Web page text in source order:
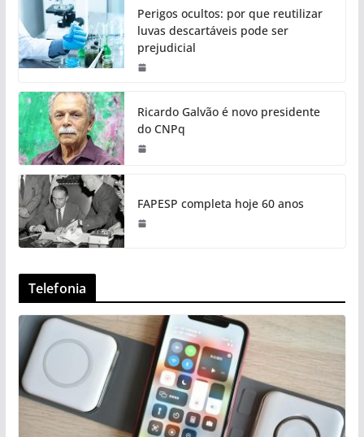
Perigos ocultos: por que reutilizar
luvas descartáveis pode ser
prejudicial
Ricardo Galvão é novo presidente
do CNPq
FAPESP completa hoje 60 anos
Telefonia